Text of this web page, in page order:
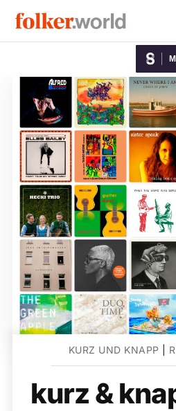
KURZ UND KNAPP
kurz &